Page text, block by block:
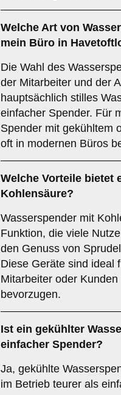
Welche Art von
mein Büro in
Die Wahl des
der Mitarbeiter und der
hauptsächlich stilles
einfacher Spender. Für
Spender mit gekühltem
oft in modernen Büros
Welche Vorteile bietet
Kohlensäure?
Wasserspender mit
Funktion, die viele
den Genuss von
Diese Geräte sind ideal
Mitarbeiter oder
bevorzugen.
Ist ein gekühlter
einfacher Spender?
Ja, gekühlte
im Betrieb teurer als